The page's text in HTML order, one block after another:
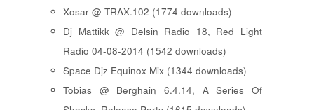
Xosar @ TRAX.102 (1774 downloads)
Dj Mattikk @ Delsin Radio 18, Red Light
Radio 04-08-2014 (1542 downloads)
Space Djz Equinox Mix (1344 downloads)
Tobias @ Berghain 6.4.14, A Series Of